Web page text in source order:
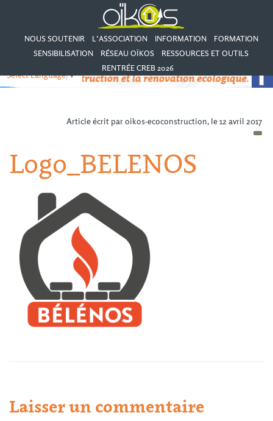
NOUS SOUTENIR L’ASSOCIATION INFORMATION
FORMATION
SENSIBILISATION
RÉSEAU OÏKOS
RESSOURCES ET OUTILS
RENTRÉE CREB 2026
Select Language▼
Article écrit par oikos-ecoconstruction, le 12 avril 2017
Logo_BELENOS
Laisser un commentaire